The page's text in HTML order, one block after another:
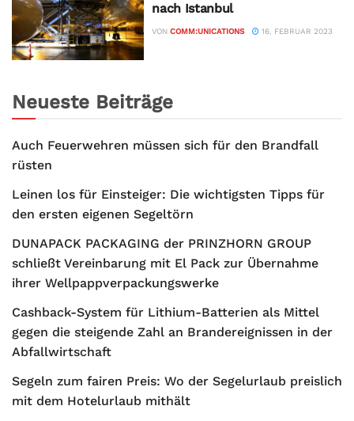
nach Istanbul
VON COMM:UNICATIONS 16. FEBRUAR 2023
Neueste Beiträge
Auch Feuerwehren müssen sich für den Brandfall
rüsten
Leinen los für Einsteiger: Die wichtigsten Tipps für
den ersten eigenen Segeltörn
DUNAPACK PACKAGING der PRINZHORN GROUP
schließt Vereinbarung mit El Pack zur Übernahme
ihrer Wellpappverpackungswerke
Cashback-System für Lithium-Batterien als Mittel
gegen die steigende Zahl an Brandereignissen in der
Abfallwirtschaft
Segeln zum fairen Preis: Wo der Segelurlaub preislich
mit dem Hotelurlaub mithält